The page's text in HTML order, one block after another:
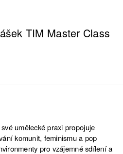
TIM Master Class
umělecké praxi propojuje
komunit, feminismu a pop
pro vzájemné sdílení a